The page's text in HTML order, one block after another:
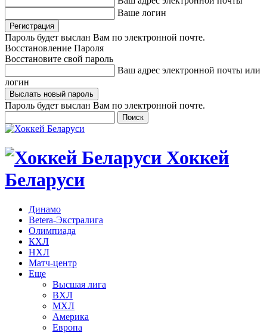
Ваше логин
Пароль будет выслан Вам по электронной почте.
Восстановление Пароля
Восстановите свой пароль
Ваш адрес электронной почты или
логин
Пароль будет выслан Вам по электронной почте.
Хоккей
Беларуси
Динамо
Betera-Экстралига
Олимпиада
КХЛ
НХЛ
Матч-центр
Еще
Высшая лига
ВХЛ
МХЛ
Америка
Европа